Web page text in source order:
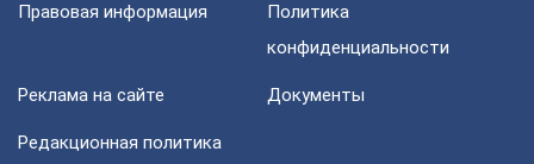
Правовая информация
Политика
конфиденциальности
Реклама на сайте Документы
Редакционная политика